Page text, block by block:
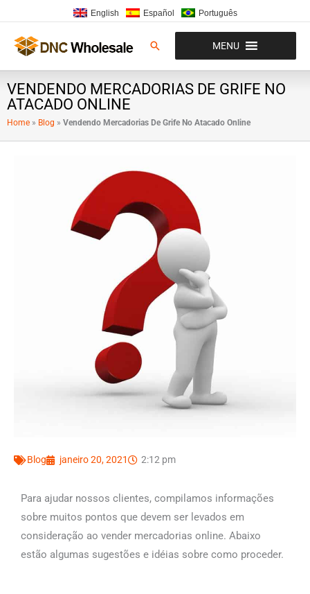
para
conteúdo
English Español Português
Pesquisar MENU
VENDENDO MERCADORIAS DE GRIFE NO
ATACADO ONLINE
Home » Blog » Vendendo Mercadorias De Grife No Atacado Online
Blog janeiro 20, 2021 2:12 pm
Para ajudar nossos clientes, compilamos informações
sobre muitos pontos que devem ser levados em
consideração ao vender mercadorias online. Abaixo
estão algumas sugestões e idéias sobre como proceder.